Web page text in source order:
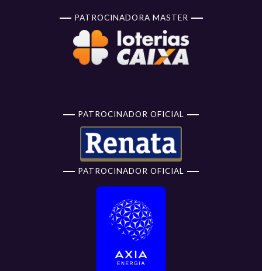
PATROCINADORA MASTER
PATROCINADOR OFICIAL
PATROCINADOR OFICIAL